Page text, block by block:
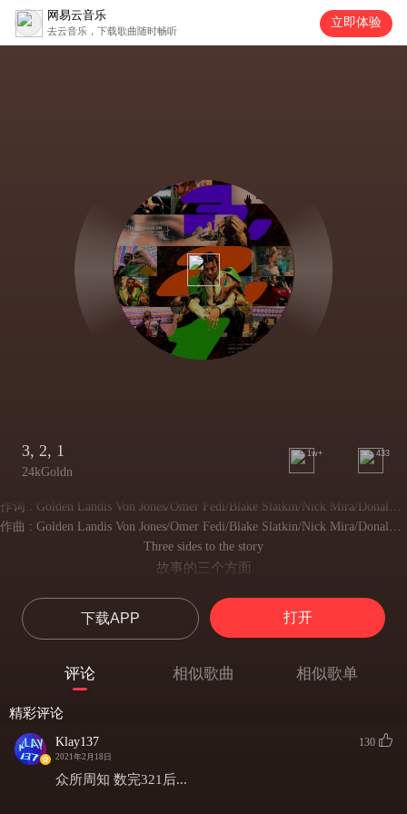
网易云音乐
去云音乐，下载歌曲随时畅听
立即体验
3, 2, 1
24kGoldn
1w+ 433
Three sides to the story
故事的三个方面
关于你，关于我，还有这真相
Two lies that you told me
你对我撒了两个谎
说你爱我，又说你恨我，我不知道该怎么办
有一件事是肯定的，你可以回来投入我的怀抱，和宝贝我想要更多
But I need to know, can you make me a promise to always be honest?
但我需要知道，你能保证永远诚实吗?
****ed up, you put my heart in a headlock
下载APP 打开
评论 相似歌曲 相似歌单
精彩评论
Klay137
2021年2月18日
130
众所周知 数完321后...